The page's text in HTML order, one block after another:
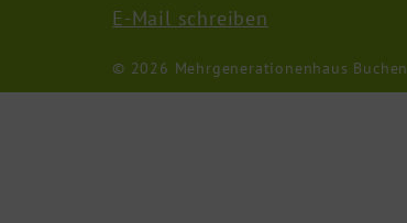
E-Mail schreiben
© 2026 Mehrgenerationenhaus Buchen